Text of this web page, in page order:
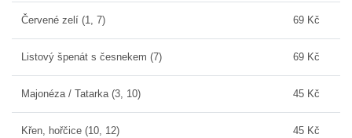
Červené zelí (1, 7) 69 Kč
Listový špenát s česnekem (7) 69 Kč
Majonéza / Tatarka (3, 10) 45 Kč
Křen, hořčice (10, 12) 45 Kč